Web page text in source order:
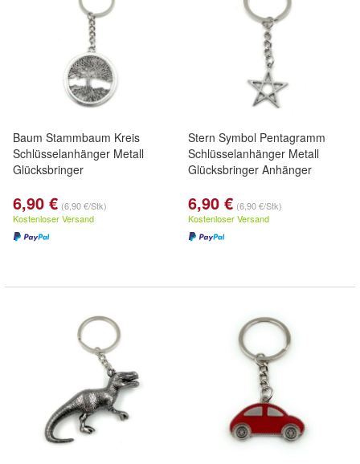
Baum Stammbaum Kreis
Schlüsselanhänger Metall
Glücksbringer
6,90 € (6,90 €/Stk)
Kostenloser Versand
Stern Symbol Pentagramm
Schlüsselanhänger Metall
Glücksbringer Anhänger
6,90 € (6,90 €/Stk)
Kostenloser Versand